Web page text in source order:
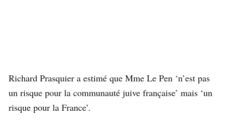
Richard Prasquier a estimé que Mme Le Pen ‘n’est pas
un risque pour la communauté juive française’ mais ‘un
risque pour la France’.